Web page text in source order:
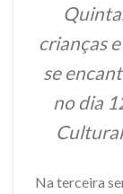
crianças
se
no dia
Na terceira